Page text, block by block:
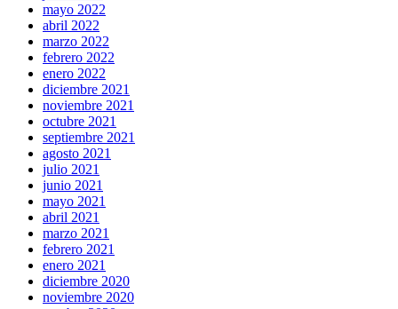
mayo 2022
abril 2022
marzo 2022
febrero 2022
enero 2022
diciembre 2021
noviembre 2021
octubre 2021
septiembre 2021
agosto 2021
julio 2021
junio 2021
mayo 2021
abril 2021
marzo 2021
febrero 2021
enero 2021
diciembre 2020
noviembre 2020